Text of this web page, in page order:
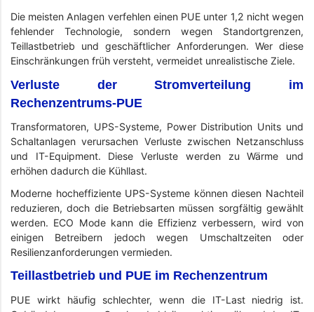
Die meisten Anlagen verfehlen einen PUE unter 1,2 nicht wegen
fehlender Technologie, sondern wegen Standortgrenzen,
Teillastbetrieb und geschäftlicher Anforderungen. Wer diese
Einschränkungen früh versteht, vermeidet unrealistische Ziele.
Verluste der Stromverteilung im
Rechenzentrums-PUE
Transformatoren, UPS-Systeme, Power Distribution Units und
Schaltanlagen verursachen Verluste zwischen Netzanschluss
und IT-Equipment. Diese Verluste werden zu Wärme und
erhöhen dadurch die Kühllast.
Moderne hocheffiziente UPS-Systeme können diesen Nachteil
reduzieren, doch die Betriebsarten müssen sorgfältig gewählt
werden. ECO Mode kann die Effizienz verbessern, wird von
einigen Betreibern jedoch wegen Umschaltzeiten oder
Resilienzanforderungen vermieden.
Teillastbetrieb und PUE im Rechenzentrum
PUE wirkt häufig schlechter, wenn die IT-Last niedrig ist.